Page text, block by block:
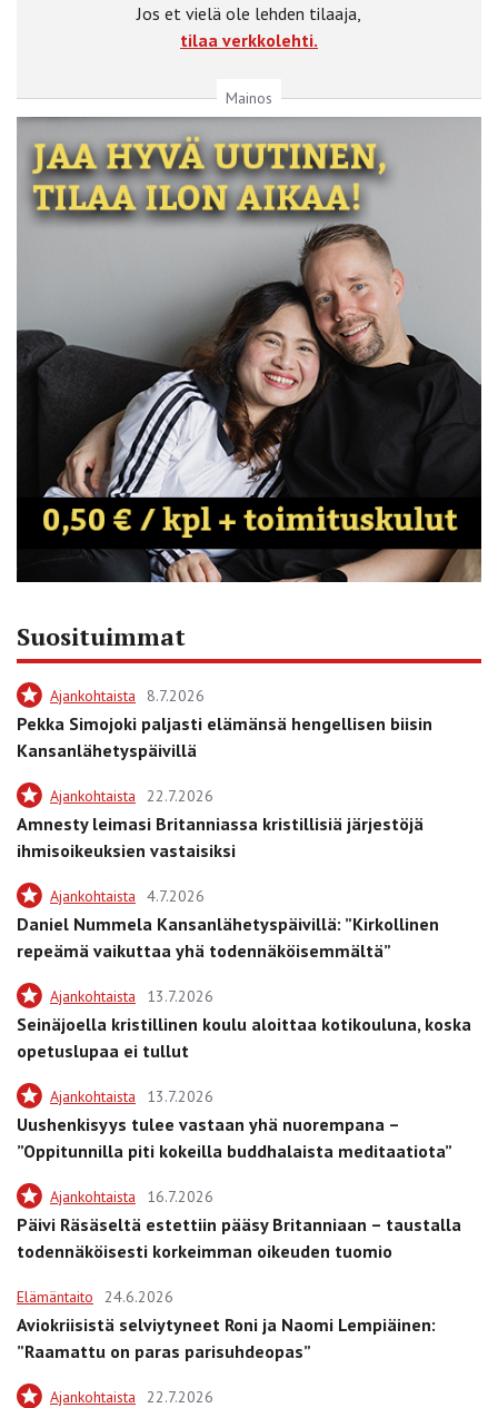
Jos et vielä ole lehden tilaaja,
tilaa verkkolehti.
Mainos
Suosituimmat
Ajankohtaista 8.7.2026
Pekka Simojoki paljasti elämänsä hengellisen biisin
Kansanlähetyspäivillä
Ajankohtaista 22.7.2026
Amnesty leimasi Britanniassa kristillisiä järjestöjä
ihmisoikeuksien vastaisiksi
Ajankohtaista 4.7.2026
Daniel Nummela Kansanlähetyspäivillä: ”Kirkollinen
repeämä vaikuttaa yhä todennäköisemmältä”
Ajankohtaista 13.7.2026
Seinäjoella kristillinen koulu aloittaa kotikouluna, koska
opetuslupaa ei tullut
Ajankohtaista 13.7.2026
Uushenkisyys tulee vastaan yhä nuorempana –
”Oppitunnilla piti kokeilla buddhalaista meditaatiota”
Ajankohtaista 16.7.2026
Päivi Räsäseltä estettiin pääsy Britanniaan – taustalla
todennäköisesti korkeimman oikeuden tuomio
Elämäntaito 24.6.2026
Aviokriisistä selviytyneet Roni ja Naomi Lempiäinen:
”Raamattu on paras parisuhdeopas”
Ajankohtaista 22.7.2026